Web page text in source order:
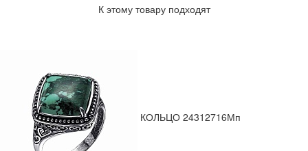
К этому товару подходят
КОЛЬЦО 24312716Мп